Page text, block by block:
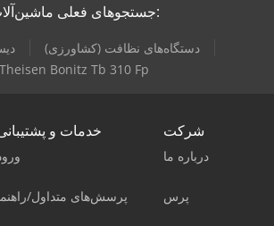
جستجوهای فعلی ماشین‌آلات:
دستگاه‌های نظافت (کشاورزی)
Theisen Bonitz Tb 310 Fp
خدمات و
پرسش‌های متداول/
شرکت
درباره ما
پرس